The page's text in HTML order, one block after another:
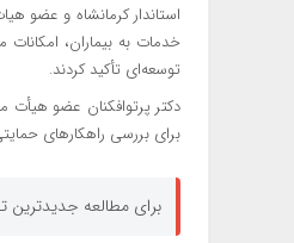
استاندار کرمانشاه و عضو
خدمات به بیماران،
توسعه‌ای تأکید کردند.
دکتر پرتوافکنان عضو هیأت
برای بررسی راهکارهای
برای مطالعه جدیدترین